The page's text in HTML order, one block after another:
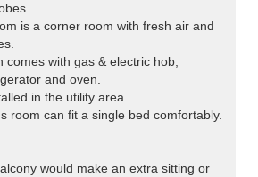
is a corner room with fresh air and
comes with gas & electric hob,
and oven.
in the utility area.
room can fit a single bed comfortably.
would make an extra sitting or